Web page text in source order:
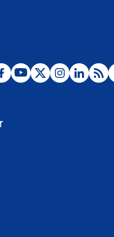
Desde dermatitis